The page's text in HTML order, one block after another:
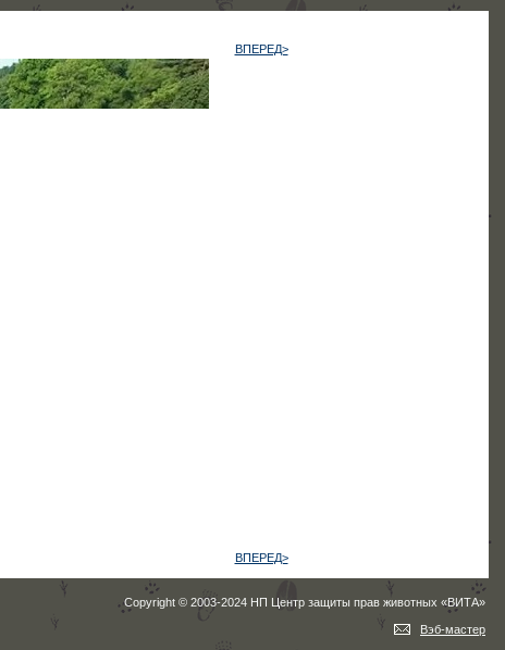
ВПЕРЕД>
ВПЕРЕД>
Copyright © 2003-2024 НП Центр защиты прав животных «ВИТА»
Вэб-мастер